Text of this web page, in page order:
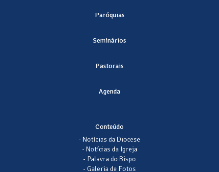
Paróquias
Seminários
Pastorais
Agenda
Conteúdo
- Notícias da Diocese
- Notícias da Igreja
- Palavra do Bispo
- Galeria de Fotos